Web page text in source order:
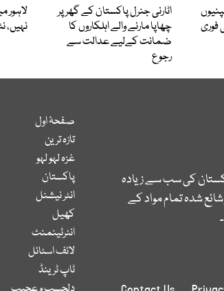
فوری
اٹارنی جنرل پاکستان کے گھر پر
چھاپا مارنے والے اہلکاروں کا
ضمانت کےلیے عدالت سے
رجوع
لاہور
نہیں،
کی سب سے زیادہ
شدہ تمام مواد کے
صفحۂ اول
تازہ ترین
غزہ لہو لہو
پاکستان
انٹر نیشنل
کھیل
انٹرٹینمنٹ
لائف اسٹائل
ٹاپ ٹرینڈ